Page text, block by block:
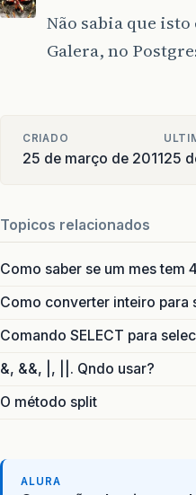
Não sabia que
Galera, no
CRIADO
25 de março de 201125
Topicos relacionados
Como saber se um mes tem
Como converter inteiro para
Comando SELECT para
&, &&, |, ||. Qndo usar?
O método split
ALURA